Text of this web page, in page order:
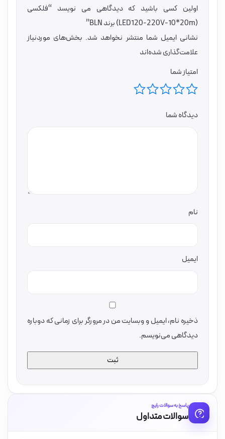
اولین کسی باشید که دیدگاهی می نویسد “فلکسی
(LED120-220V-10*20m) برند BLN”
نشانی ایمیل شما منتشر نخواهد شد. بخش‌های موردنیاز
علامت‌گذاری شده‌اند
امتیاز شما
دیدگاه شما
نام
ایمیل
ذخیره نام، ایمیل و وبسایت من در مرورگر برای زمانی که دوباره
دیدگاهی می‌نویسم.
پاسخ به سوالات رایج
سوالات متداول